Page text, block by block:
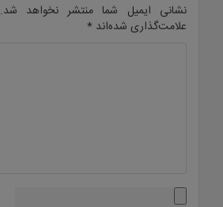
نشانی ایمیل شما منتشر نخواهد شد.
علامت‌گذاری شده‌اند *